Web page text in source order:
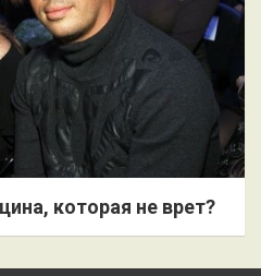
которая не врет?